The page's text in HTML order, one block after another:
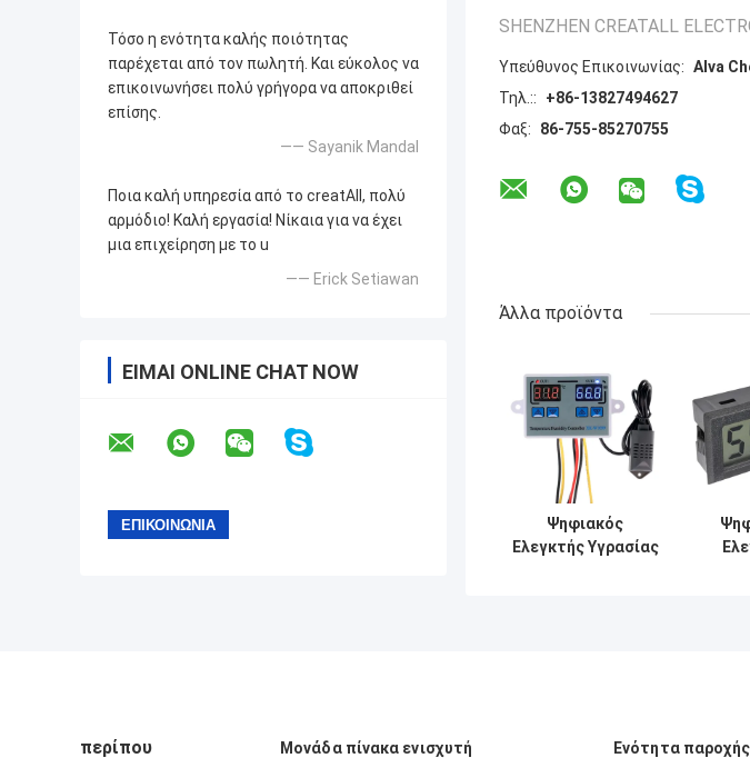
Τόσο η ενότητα καλής ποιότητας
παρέχεται από τον πωλητή. Και εύκολος να
επικοινωνήσει πολύ γρήγορα να αποκριθεί
επίσης.
—— Sayanik Mandal
Ποια καλή υπηρεσία από το creatAll, πολύ
αρμόδιο! Καλή εργασία! Νίκαια για να έχει
μια επιχείρηση με το u
—— Erick Setiawan
ΕΊΜΑΙ ONLINE CHAT NOW
SHENZHEN CREATALL
Υπεύθυνος Επικοινωνίας: Alva
Τηλ.::
+86-13827494627
Φαξ:
86-755-85270755
Άλλα προϊόντα
Ψηφιακός
Ελεγκτής Υγρασίας
περίπου Μονάδα πίνακα ενισχυτή Ενότητα